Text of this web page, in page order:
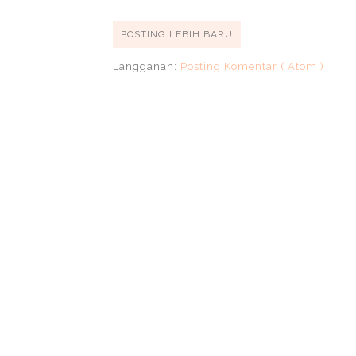
POSTING LEBIH BARU
Langganan: Posting Komentar ( Atom )